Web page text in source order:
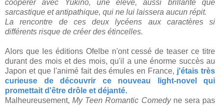
coopérer avec Yukino, une élève, aussi brillante que
sarcastique et antipathique, qui ne lui laissera aucun répit.
La rencontre de ces deux lycéens aux caractères si
différents risque de créer des étincelles.
Alors que les éditions Ofelbe n'ont cessé de teaser ce titre
durant des mois et des mois, qu'il a une énorme succès au
Japon et que l'animé fait des émules en France, j'étais très
curieuse de découvrir ce nouveau light-novel qui
promettait d'être drôle et déjanté.
Malheureusement,My Teen Romantic Comedyne sera pas